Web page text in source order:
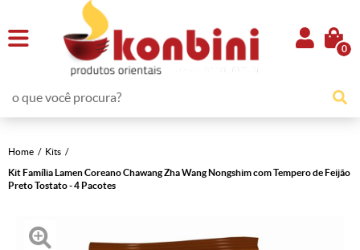
0
Home
Kits
Kit Família Lamen Coreano Chawang Zha Wang Nongshim com Tempero de Feijão
Preto Tostato - 4 Pacotes